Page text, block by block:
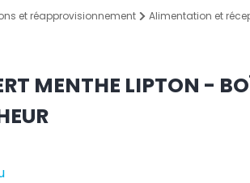
et réapprovisionnement Alimentation et
MENTHE LIPTON -